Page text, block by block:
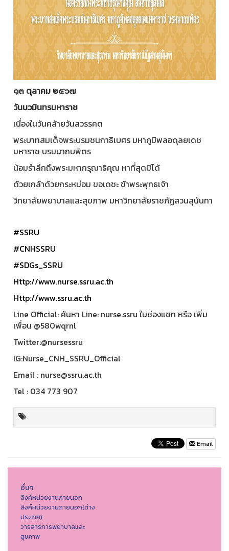
๑๓ ตุลาคม ๒๕๖๗
วันนวมินทรมหาราช
เนื่องในวันคล้ายวันสวรรคต
พระบาทสมเด็จพระบรมชนกาธิเบศร มหาภูมิพลอดุลยเดช
มหาราช บรมนาถบพิตร
น้อมรำลึกถึงพระมหากรุณาธิคุณ หาที่สุดมิได้
ด้วยเกล้าด้วยกระหม่อม ขอเดชะ ข้าพระพุทธเจ้า
วิทยาลัยพยาบาลและสุขภาพ มหาวิทยาลัยราชภัฏสวนสุนันทา
#SSRU
#CNHSSRU
#SDGs_SSRU
Http://www.nurse.ssru.ac.th
Http://www.ssru.ac.th
Line Official: ค้นหา Line: nurse.ssru ในช่องแชท หรือ เพิ่ม
เพื่อน @580wqrnl
Twitter:@nursessru
IG:Nurse_CNH_SSRU_Official
Email : nurse@ssru.ac.th
Tel : 034 773 907
Email
อื่นๆ
ลิงค์หน่วยงานภายนอก
ลิงค์หน่วยงานภายนอก(ต่าง
ประเทศ)
วารสารการพยาบาลและ
สุขภาพ